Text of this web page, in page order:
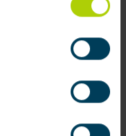
/ etc.]“
die Weitergabe über
Partner, die
nicht persönlich
Zwecken (z.B.
4+5 and Reservoir